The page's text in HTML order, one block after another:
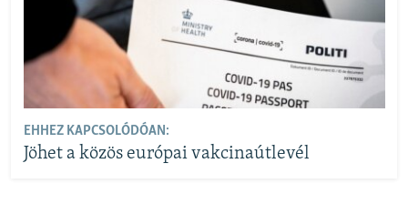
EHHEZ KAPCSOLÓDÓAN:
Jöhet a közös európai vakcinaútlevél